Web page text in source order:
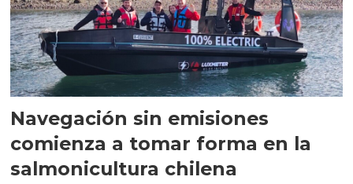
Navegación sin emisiones
comienza a tomar forma en la
salmonicultura chilena